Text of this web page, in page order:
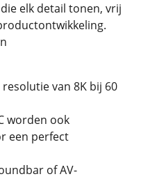
elk detail tonen, vrij
van 8K bij 60
worden ook
een perfect
of AV-